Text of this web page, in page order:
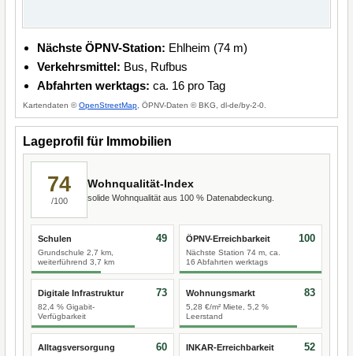
Nächste ÖPNV-Station: Ehlheim (74 m)
Verkehrsmittel: Bus, Rufbus
Abfahrten werktags: ca. 16 pro Tag
Kartendaten ©OpenStreetMap , ÖPNV-Daten © BKG, dl-de/by-2-0.
Lageprofil für Immobilien
74
/100
Wohnqualität-Index
solide Wohnqualität aus 100 % Datenabdeckung.
Schulen
Grundschule 2,7 km,
weiterführend 3,7 km
49 ÖPNV-Erreichbarkeit
Nächste Station 74 m, ca.
16 Abfahrten werktags
100
Digitale Infrastruktur
82,4 % Gigabit-
Verfügbarkeit
73 Wohnungsmarkt
5,28 €/m² Miete, 5,2 %
Leerstand
83
Alltagsversorgung 60 INKAR-Erreichbarkeit 52